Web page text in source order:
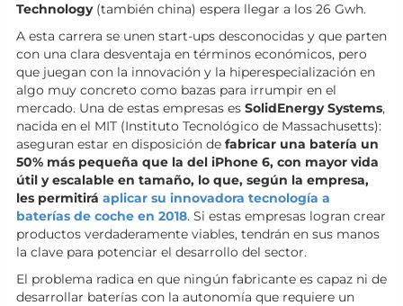
Technology(también china) espera llegar a los 26 Gwh.
A esta carrera se unen start-ups desconocidas y que parten
con una clara desventaja en términos económicos, pero
que juegan con la innovación y la hiperespecialización en
algo muy concreto como bazas para irrumpir en el
mercado. Una de estas empresas es SolidEnergy Systems,
nacida en el MIT (Instituto Tecnológico de Massachusetts):
aseguran estar en disposición de fabricar una batería un
50% más pequeña que la del iPhone 6, con mayor vida
útil y escalable en tamaño, lo que, según la empresa,
les permitirá aplicar su innovadora tecnología a
baterías de coche en 2018. Si estas empresas logran crear
productos verdaderamente viables, tendrán en sus manos
la clave para potenciar el desarrollo del sector.
El problema radica en que ningún fabricante es capaz ni de
desarrollar baterías con la autonomía que requiere un